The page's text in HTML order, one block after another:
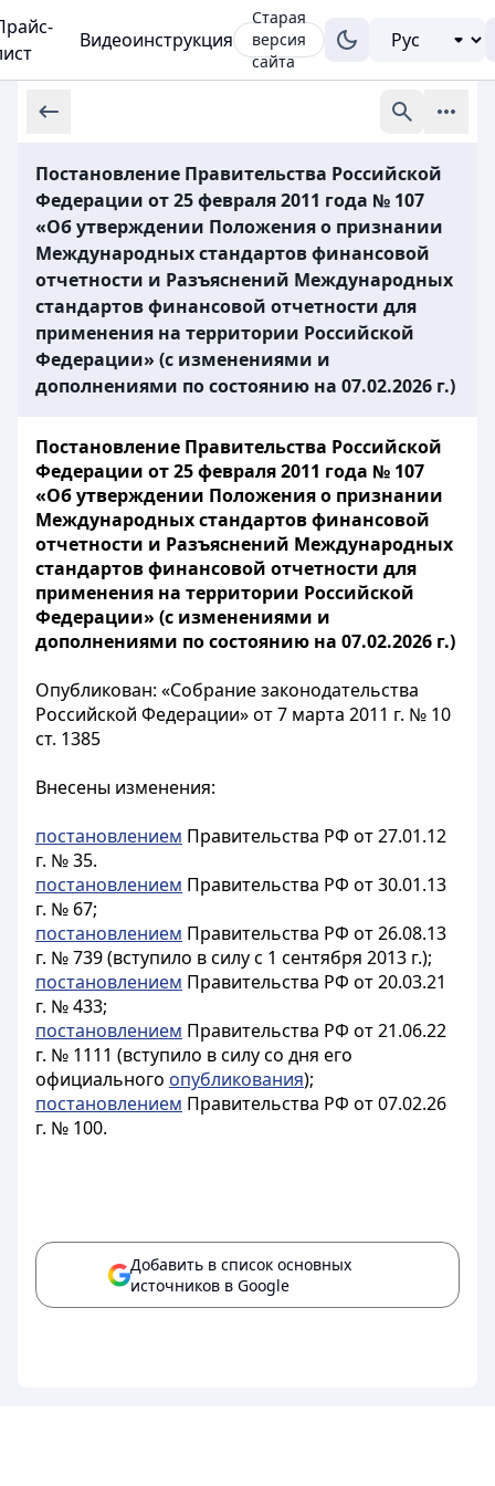
Видеоинструкция
Старая
версия
сайта
Постановление Правительства Российской
Федерации от 25 февраля 2011 года № 107
«Об утверждении Положения о признании
Международных стандартов финансовой
отчетности и Разъяснений Международных
стандартов финансовой отчетности для
применения на территории Российской
Федерации» (с изменениями и
дополнениями по состоянию на 07.02.2026 г.)
Постановление Правительства Российской
Федерации от 25 февраля 2011 года № 107
«Об утверждении Положения о признании
Международных стандартов финансовой
отчетности и Разъяснений Международных
стандартов финансовой отчетности для
применения на территории Российской
Федерации» (с изменениями и
дополнениями по состоянию на 07.02.2026 г.)
Опубликован: «Собрание законодательства
Российской Федерации» от 7 марта 2011 г. № 10
ст. 1385
Внесены изменения:
постановлением Правительства РФ от 27.01.12
г. № 35.
постановлением Правительства РФ от 30.01.13
г. № 67;
постановлением Правительства РФ от 26.08.13
г. № 739 (вступило в силу с 1 сентября 2013 г.);
постановлением Правительства РФ от 20.03.21
г. № 433;
постановлением Правительства РФ от 21.06.22
г. № 1111 (вступило в силу со дня его
официального опубликования);
постановлением Правительства РФ от 07.02.26
г. № 100.
Добавить в список основных
источников в Google